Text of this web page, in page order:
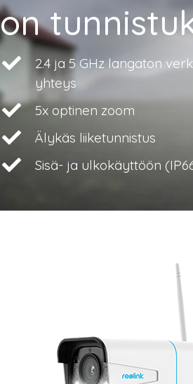
on
2.4 ja 5 GHz langaton
yhteys
5x optinen zoom
Älykäs liiketunnistus
Sisä- ja ulkokäyttöön